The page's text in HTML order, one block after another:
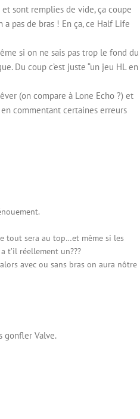
sont remplies de vide, ça coupe
pas de bras ! En ça, ce Half Life
si on ne sais pas trop le fond du
Du coup c’est juste “un jeu HL en
(on compare à Lone Echo ?) et
commentant certaines erreurs
tout sera au top…et même si les
t’il réellement un???
avec ou sans bras on aura nôtre
gonfler Valve.